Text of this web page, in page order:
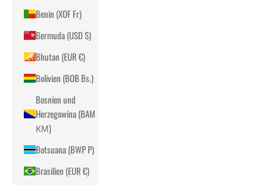
Benin (XOF Fr)
Bermuda (USD $)
Bhutan (EUR €)
Bolivien (BOB Bs.)
Bosnien und
Herzegowina (BAM
КМ)
Botsuana (BWP P)
Brasilien (EUR €)